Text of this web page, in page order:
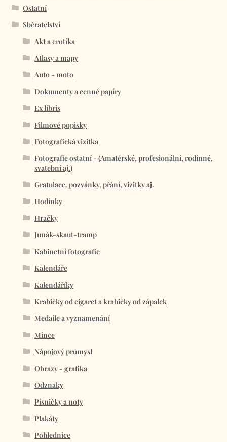
Ostatní
Sběratelství
Akt a erotika
Atlasy a mapy
Auto - moto
Dokumenty a cenné papíry
Ex libris
Filmové popisky
Fotografická vizitka
Fotografie ostatní - (Amatérské, profesionální, rodinné,
svatební aj.)
Gratulace, pozvánky, přání, vizitky aj.
Hodinky
Hračky
Junák-skaut-tramp
Kabinetní fotografie
Kalendáře
Kalendáříky
Krabičky od cigaret a krabičky od zápalek
Medaile a vyznamenání
Mince
Nápojový průmysl
Obrazy - grafika
Odznaky
Písničky a noty
Plakáty
Pohlednice